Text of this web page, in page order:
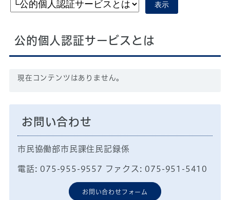
表示
公的個人認証サービスとは
現在コンテンツはありません。
お問い合わせ
市民協働部市民課住民記録係
電話: 075-955-9557 ファクス: 075-951-5410
お問い合わせフォーム